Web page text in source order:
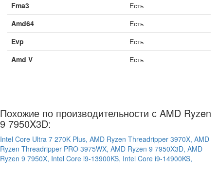
Fma3
Есть
Amd64
Есть
Evp
Есть
Amd V
Есть
Похожие по производительности с AMD Ryzen
9 7950X3D:
Intel Core Ultra 7 270K Plus, AMD Ryzen Threadripper 3970X, AMD
Ryzen Threadripper PRO 3975WX, AMD Ryzen 9 7950X3D, AMD
Ryzen 9 7950X, Intel Core i9-13900KS, Intel Core i9-14900KS,